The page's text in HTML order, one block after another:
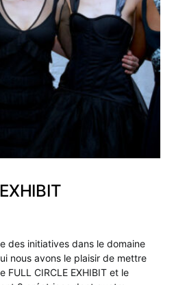
des initiatives dans le domaine
nous avons le plaisir de mettre
FULL CIRCLE EXHIBIT et le